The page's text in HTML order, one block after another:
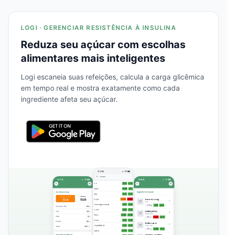
LOGI · GERENCIAR RESISTÊNCIA À INSULINA
Reduza seu açúcar com escolhas
alimentares mais inteligentes
Logi escaneia suas refeições, calcula a carga glicêmica
em tempo real e mostra exatamente como cada
ingrediente afeta seu açúcar.